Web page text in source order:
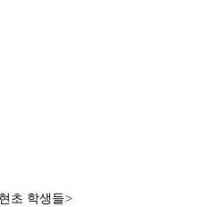
초 학생들>